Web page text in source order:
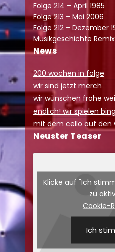
Folge 214 – April 1985
Folge 213 – Mai 2006
Folge 212 – Dezember
Musikgeschichte
News
200 wochen in folge
wir sind jetzt merch
wir wünschen frohe
endlich! wir spielen
mit dem cello auf den
Neuster Teaser
Klicke auf "Ich
zu
Cookie-
Ich